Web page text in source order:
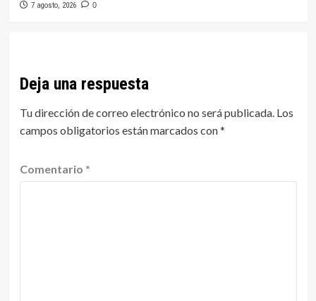
7 agosto, 2026 0
Deja una respuesta
Tu dirección de correo electrónico no será publicada. Los
campos obligatorios están marcados con*
Comentario *